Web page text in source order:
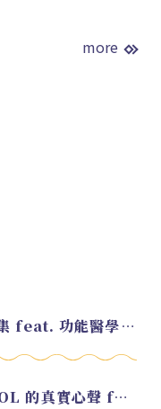
more
EP.220 好久不見！2026 試錄集 feat. 功能醫學營養師 美寶
EP.219 從銀行高管轉職幣圈 KOL 的真實心聲 feat.龜大